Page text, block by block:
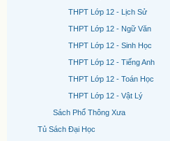
THPT Lớp 12 - Lịch Sử
THPT Lớp 12 - Ngữ Văn
THPT Lớp 12 - Sinh Học
THPT Lớp 12 - Tiếng Anh
THPT Lớp 12 - Toán Học
THPT Lớp 12 - Vật Lý
Sách Phổ Thông Xưa
Tủ Sách Đại Học